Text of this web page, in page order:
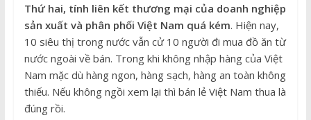
Thứ hai, tính liên kết thương mại của doanh nghiệp
sản xuất và phân phối Việt Nam quá kém. Hiện nay,
10 siêu thị trong nước vẫn cử 10 người đi mua đồ ăn từ
nước ngoài về bán. Trong khi không nhập hàng của Việt
Nam mặc dù hàng ngon, hàng sạch, hàng an toàn không
thiếu. Nếu không ngồi xem lại thì bán lẻ Việt Nam thua là
đúng rồi.